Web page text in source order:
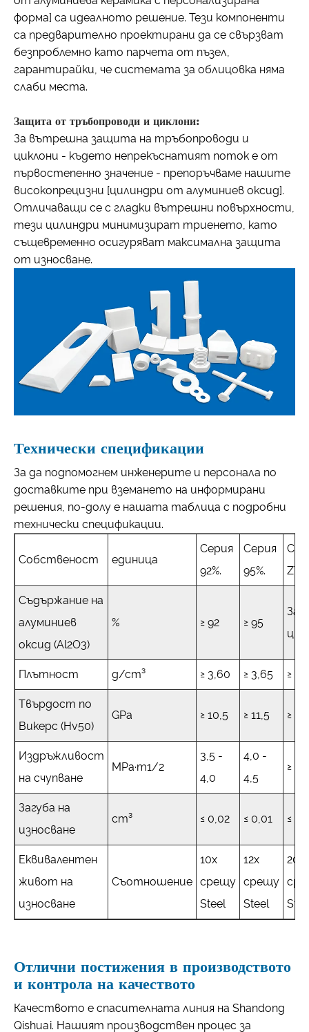
форма] са идеалното решение. Тези компоненти
са предварително проектирани да се свързват
безпроблемно като парчета от пъзел,
гарантирайки, че системата за облицовка няма
слаби места.
Защита от тръбопроводи и циклони:
За вътрешна защита на тръбопроводи и
циклони - където непрекъснатият поток е от
първостепенно значение - препоръчваме нашите
високопрецизни [цилиндри от алуминиев оксид].
Отличаващи се с гладки вътрешни повърхности,
тези цилиндри минимизират триенето, като
същевременно осигуряват максимална защита
от износване.
Технически спецификации
За да подпомогнем инженерите и персонала по
доставките при вземането на информирани
решения, по-долу е нашата таблица с подробни
технически спецификации.
Собственост единица
Серия
92%.
Серия
95%.
ZTA
Съдържание на
алуминиев
оксид (Al2O3)
% ≥ 92 ≥ 95
Плътност g/cm³ ≥ 3,60 ≥ 3,65 ≥
Твърдост по
Викерс (Hv50)
GPa ≥ 10,5 ≥ 11,5 ≥
Издръжливост
на счупване
MPa·m1/2
3,5 -
4,0
4,0 -
4,5
≥ 5,5
Загуба на
износване
cm³ ≤ 0,02 ≤ 0,01 ≤
Еквивалентен
живот на
износване
Съотношение
10x
срещу
Steel
12x
срещу
Steel
20x
Отлични постижения в производството
и контрола на качеството
Качеството е спасителната линия на Shandong
Qishuai. Нашият производствен процес за